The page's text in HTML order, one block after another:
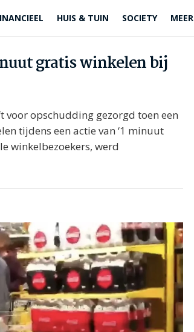
HUIS & TUIN SOCIETY MEER
gratis winkelen bij
voor opschudding gezorgd toen een
tijdens een actie van ‘1 minuut
winkelbezoekers, werd